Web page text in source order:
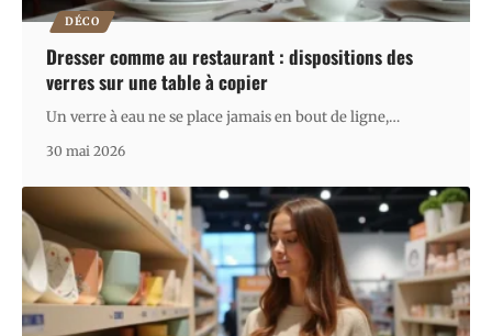
DÉCO
Dresser comme au restaurant : dispositions des
verres sur une table à copier
Un verre à eau ne se place jamais en bout de ligne,…
30 mai 2026